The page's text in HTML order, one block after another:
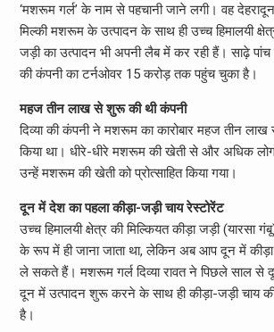
‘मशरूम गर्ल’ के नाम से पहचानी जाने लगी। वह
मिल्की मशरूम के उत्पादन के साथ ही उच्च हिमालयी
जड़ी का उत्पादन भी अपनी लैब में कर रही हैं। साढ़े
की कंपनी का टर्नओवर 15 करोड़ तक पहुंच चुका है।
महज तीन लाख से शुरू की थी कंपनी
दिव्या की कंपनी ने मशरूम का कारोबार महज तीन
किया था। धीरे-धीरे मशरूम की खेती से और अधिक
उन्हें मशरूम की खेती को प्रोत्साहित किया गया।
दून में देश का पहला कीड़ा-जड़ी चाय रेस्टोरेंट
उच्च हिमालयी क्षेत्र की मिल्कियत कीड़ा जड़ी (यारसा
के रूप में ही जाना जाता था, लेकिन अब आप दून में
ले सकते हैं। मशरूम गर्ल दिव्या रावत ने पिछले साल से
दून में उत्पादन शुरू करने के साथ ही कीड़ा-जड़ी चाय की
है।